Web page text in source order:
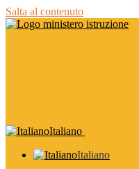
Salta al contenuto
Italiano
Italiano